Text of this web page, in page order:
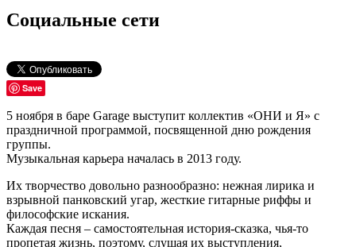
Социальные сети
Save
5 ноября в баре Garage выступит коллектив «ОНИ и Я» с
праздничной программой, посвященной дню рождения
группы.
Музыкальная карьера началась в 2013 году.
Их творчество довольно разнообразно: нежная лирика и
взрывной панковский угар, жесткие гитарные риффы и
философские искания.
Каждая песня – самостоятельная история-сказка, чья-то
пропетая жизнь, поэтому, слушая их выступления,